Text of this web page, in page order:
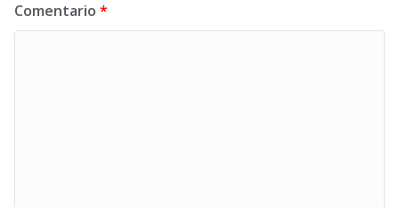
Comentario *